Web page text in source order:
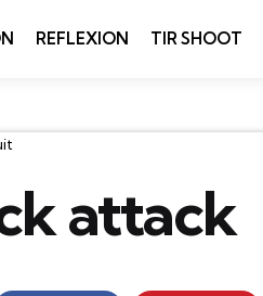
REFLEXION TIR SHOOT
attack